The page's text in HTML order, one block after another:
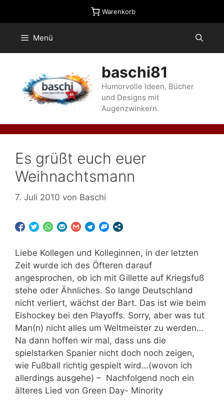
Warenkorb
Menü
baschi81
Humorvolle Ideen, Bücher
und Designs mit
Augenzwinkern.
Es grüßt euch euer
Weihnachtsmann
7. Juli 2010 von Baschi
Liebe Kollegen und Kolleginnen, in der letzten
Zeit wurde ich des Öfteren darauf
angesprochen, ob ich mit Gillette auf Kriegsfuß
stehe oder Ähnliches. So lange Deutschland
nicht verliert, wächst der Bart. Das ist wie beim
Eishockey bei den Playoffs. Sorry, aber was tut
Man(n) nicht alles um Weltmeister zu werden…
Na dann hoffen wir mal, dass uns die
spielstarken Spanier nicht doch noch zeigen,
wie Fußball richtig gespielt wird…(wovon ich
allerdings ausgehe) – Nachfolgend noch ein
älteres Lied von Green Day- Minority